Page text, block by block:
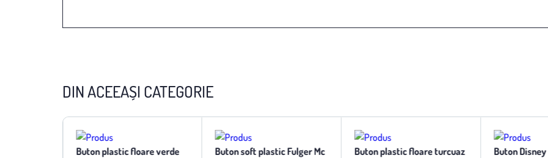
DIN ACEEAȘI CATEGORIE
Buton plastic floare verde
Buton soft plastic Fulger Mc
Buton plastic floare turcuaz Buton